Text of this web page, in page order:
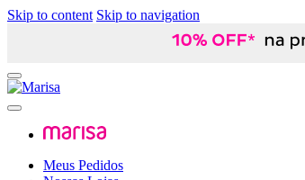
Skip to content Skip to navigation
Meus Pedidos